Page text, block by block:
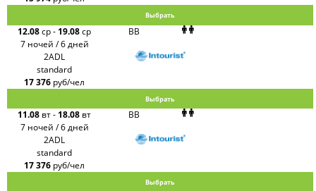
Волна
Russian
Express
Интурист
Travelata
Выбрать
12.08ср- 19.08ср
7 ночей / 6 дней
BB
2ADL
standard
17 376 руб/чел
Выбрать
11.08 вт- 18.08 вт
7 ночей / 6 дней
BB
2ADL
standard
17 376 руб/чел
Выбрать